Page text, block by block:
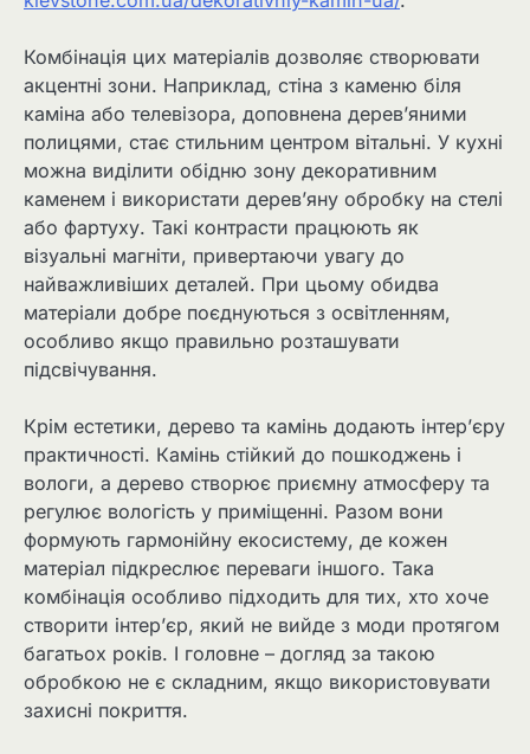
Комбінація цих матеріалів дозволяє створювати
акцентні зони. Наприклад, стіна з каменю біля
каміна або телевізора, доповнена дерев’яними
полицями, стає стильним центром вітальні. У кухні
можна виділити обідню зону декоративним
каменем і використати дерев’яну обробку на стелі
або фартуху. Такі контрасти працюють як
візуальні магніти, привертаючи увагу до
найважливіших деталей. При цьому обидва
матеріали добре поєднуються з освітленням,
особливо якщо правильно розташувати
підсвічування.
Крім естетики, дерево та камінь додають інтер’єру
практичності. Камінь стійкий до пошкоджень і
вологи, а дерево створює приємну атмосферу та
регулює вологість у приміщенні. Разом вони
формують гармонійну екосистему, де кожен
матеріал підкреслює переваги іншого. Така
комбінація особливо підходить для тих, хто хоче
створити інтер’єр, який не вийде з моди протягом
багатьох років. І головне – догляд за такою
обробкою не є складним, якщо використовувати
захисні покриття.